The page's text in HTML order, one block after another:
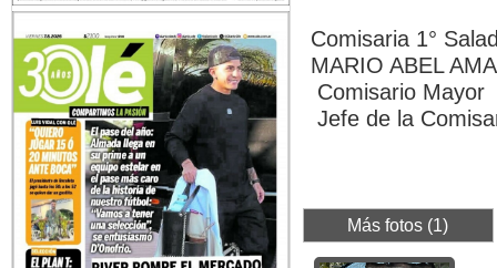
Comisaria 1°
MARIO ABEL
Comisario Mayor
Jefe de la
Más fotos (1)